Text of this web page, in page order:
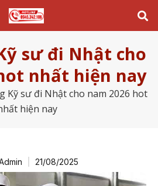
sư đi Nhật cho
nhất hiện nay
Kỹ sư đi Nhật cho nam 2026 hot
hiện nay
21/08/2025